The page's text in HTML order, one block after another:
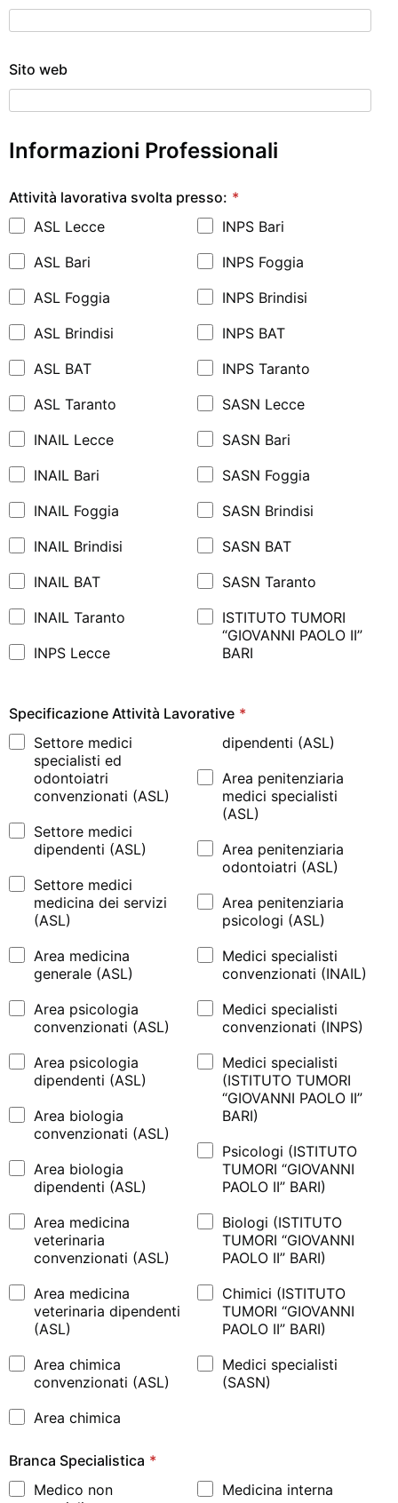
Sito web
Informazioni Professionali
Attività lavorativa svolta presso: *
ASL Lecce
ASL Bari
ASL Foggia
ASL Brindisi
ASL BAT
ASL Taranto
INAIL Lecce
INAIL Bari
INAIL Foggia
INAIL Brindisi
INAIL BAT
INAIL Taranto
INPS Lecce
INPS Bari
INPS Foggia
INPS Brindisi
INPS BAT
INPS Taranto
SASN Lecce
SASN Bari
SASN Foggia
SASN Brindisi
SASN BAT
SASN Taranto
ISTITUTO TUMORI
“GIOVANNI PAOLO II”
BARI
Specificazione Attività Lavorative *
Settore medici
specialisti ed
odontoiatri
convenzionati (ASL)
Settore medici
dipendenti (ASL)
Settore medici
medicina dei servizi
(ASL)
Area medicina
generale (ASL)
Area psicologia
convenzionati (ASL)
Area psicologia
dipendenti (ASL)
Area biologia
convenzionati (ASL)
Area biologia
dipendenti (ASL)
Area medicina
veterinaria
convenzionati (ASL)
Area medicina
veterinaria dipendenti
(ASL)
Area chimica
convenzionati (ASL)
Area chimica
dipendenti (ASL)
Area penitenziaria
medici specialisti
(ASL)
Area penitenziaria
odontoiatri (ASL)
Area penitenziaria
psicologi (ASL)
Medici specialisti
convenzionati (INAIL)
Medici specialisti
convenzionati (INPS)
Medici specialisti
(ISTITUTO TUMORI
“GIOVANNI PAOLO II”
BARI)
Psicologi (ISTITUTO
TUMORI “GIOVANNI
PAOLO II” BARI)
Biologi (ISTITUTO
TUMORI “GIOVANNI
PAOLO II” BARI)
Chimici (ISTITUTO
TUMORI “GIOVANNI
PAOLO II” BARI)
Medici specialisti
(SASN)
Branca Specialistica *
Medico non
Medicina interna